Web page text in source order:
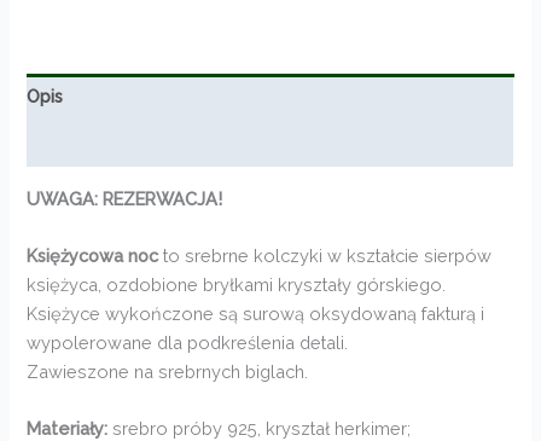
Opis
UWAGA: REZERWACJA!
Księżycowa nocto srebrne kolczyki w kształcie sierpów
księżyca, ozdobione bryłkami kryształy górskiego.
Księżyce wykończone są surową oksydowaną fakturą i
wypolerowane dla podkreślenia detali.
Zawieszone na srebrnych biglach.
Materiały: srebro próby 925, kryształ herkimer;